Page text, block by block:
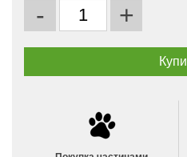
- +